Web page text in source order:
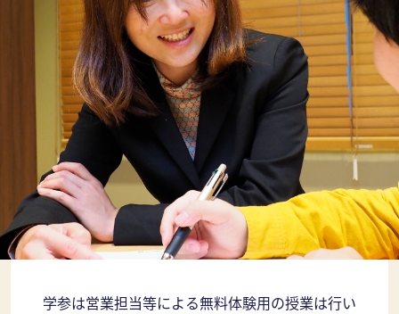
学参は営業担当等による無料体験用の授業は行い